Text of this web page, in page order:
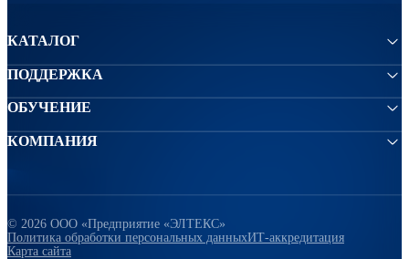
КАТАЛОГ
ПОДДЕРЖКА
ОБУЧЕНИЕ
КОМПАНИЯ
© 2026 ООО «Предприятие «ЭЛТЕКС»
Политика обработки персональных данныхИТ-аккредитация
Карта сайта